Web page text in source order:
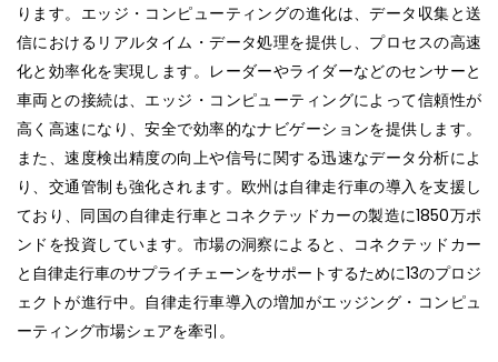
ります。エッジ・コンピューティングの進化は、データ収集と送
信におけるリアルタイム・データ処理を提供し、プロセスの高速
化と効率化を実現します。レーダーやライダーなどのセンサーと
車両との接続は、エッジ・コンピューティングによって信頼性が
高く高速になり、安全で効率的なナビゲーションを提供します。
また、速度検出精度の向上や信号に関する迅速なデータ分析によ
り、交通管制も強化されます。欧州は自律走行車の導入を支援し
ており、同国の自律走行車とコネクテッドカーの製造に1850万ポ
ンドを投資しています。市場の洞察によると、コネクテッドカー
と自律走行車のサプライチェーンをサポートするために13のプロジ
ェクトが進行中。自律走行車導入の増加がエッジング・コンピュ
ーティング市場シェアを牽引。